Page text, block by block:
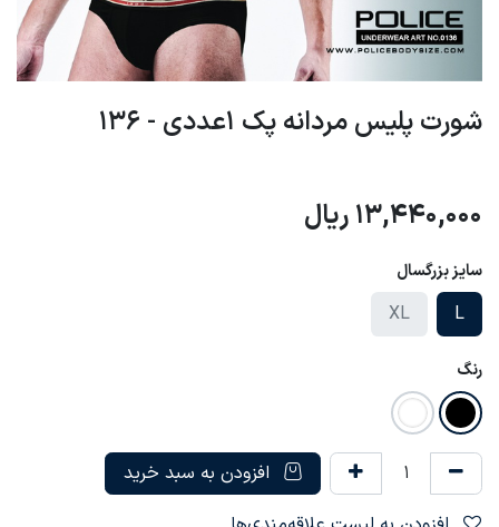
شورت پلیس مردانه پک 1عددی - 136
13,440,000 ریال
سایز بزرگسال
L
XL
رنگ
افزودن به سبد خرید